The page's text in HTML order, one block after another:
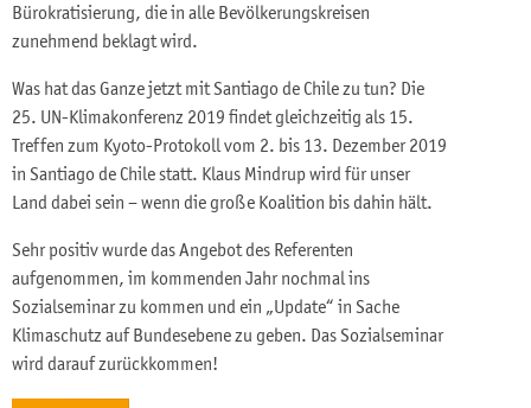
Bürokratisierung, die in alle Bevölkerungskreisen
zunehmend beklagt wird.
Was hat das Ganze jetzt mit Santiago de Chile zu tun? Die
25. UN-Klimakonferenz 2019 findet gleichzeitig als 15.
Treffen zum Kyoto-Protokoll vom 2. bis 13. Dezember 2019
in Santiago de Chile statt. Klaus Mindrup wird für unser
Land dabei sein – wenn die große Koalition bis dahin hält.
Sehr positiv wurde das Angebot des Referenten
aufgenommen, im kommenden Jahr nochmal ins
Sozialseminar zu kommen und ein „Update“ in Sache
Klimaschutz auf Bundesebene zu geben. Das Sozialseminar
wird darauf zurückkommen!